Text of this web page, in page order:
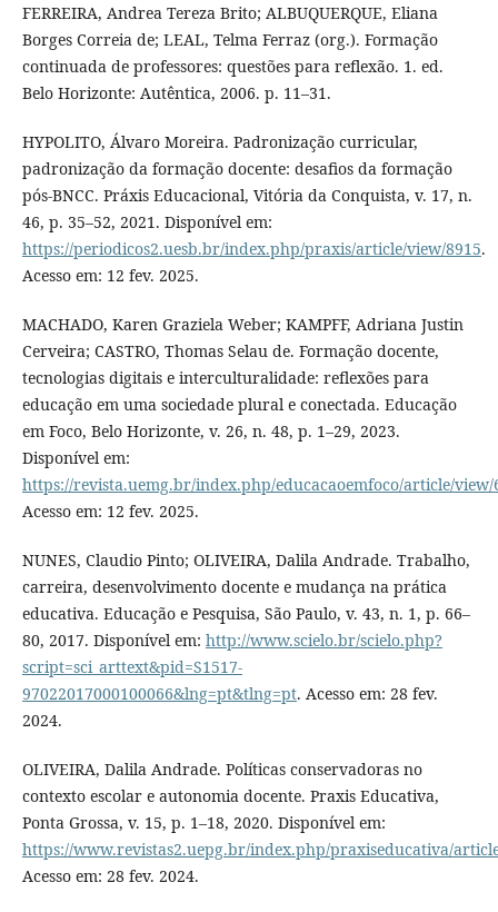
FERREIRA, Andrea Tereza Brito; ALBUQUERQUE, Eliana
Borges Correia de; LEAL, Telma Ferraz (org.). Formação
continuada de professores: questões para reflexão. 1. ed.
Belo Horizonte: Autêntica, 2006. p. 11–31.
HYPOLITO, Álvaro Moreira. Padronização curricular,
padronização da formação docente: desafios da formação
pós-BNCC. Práxis Educacional, Vitória da Conquista, v. 17, n.
46, p. 35–52, 2021. Disponível em:
https://periodicos2.uesb.br/index.php/praxis/article/view/8915.
Acesso em: 12 fev. 2025.
MACHADO, Karen Graziela Weber; KAMPFF, Adriana Justin
Cerveira; CASTRO, Thomas Selau de. Formação docente,
tecnologias digitais e interculturalidade: reflexões para
educação em uma sociedade plural e conectada. Educação
em Foco, Belo Horizonte, v. 26, n. 48, p. 1–29, 2023.
Disponível em:
https://revista.uemg.br/index.php/educacaoemfoco/article/view/
Acesso em: 12 fev. 2025.
NUNES, Claudio Pinto; OLIVEIRA, Dalila Andrade. Trabalho,
carreira, desenvolvimento docente e mudança na prática
educativa. Educação e Pesquisa, São Paulo, v. 43, n. 1, p. 66–
80, 2017. Disponível em: http://www.scielo.br/scielo.php?
script=sci_arttext&pid=S1517-
97022017000100066&lng=pt&tlng=pt. Acesso em: 28 fev.
2024.
OLIVEIRA, Dalila Andrade. Políticas conservadoras no
contexto escolar e autonomia docente. Praxis Educativa,
Ponta Grossa, v. 15, p. 1–18, 2020. Disponível em:
https://www.revistas2.uepg.br/index.php/praxiseducativa/
Acesso em: 28 fev. 2024.